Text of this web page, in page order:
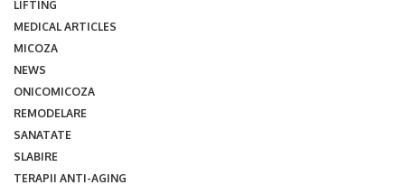
LIFTING
MEDICAL ARTICLES
MICOZA
NEWS
ONICOMICOZA
REMODELARE
SANATATE
SLABIRE
TERAPII ANTI-AGING